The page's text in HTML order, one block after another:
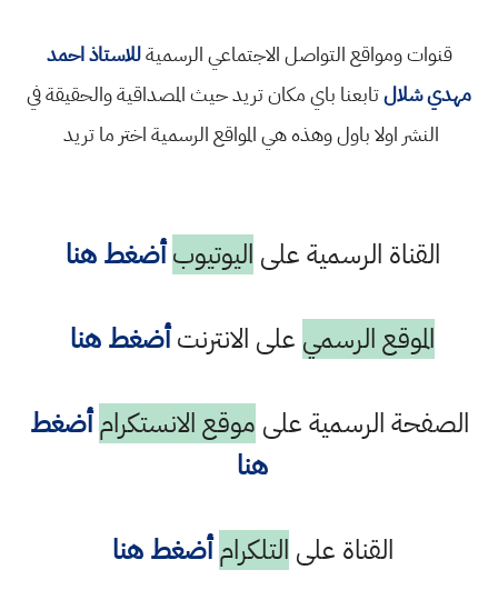
قنوات ومواقع التواصل الاجتماعي الرسميةللاستاذ احمد
مهدي شلالتابعنا باي مكان تريد حيث المصداقية والحقيقة في
النشر اولا باول وهذه هي المواقع الرسمية اختر ما تريد
القناة الرسمية على اليوتيوب أضغط هنا
الموقع الرسمي على الانترنتأضغط هنا
الصفحة الرسمية على موقع الانستكرام أضغط
هنا
القناة على التلكرام أضغط هنا